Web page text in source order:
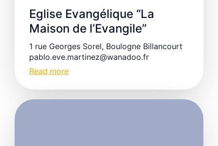
Eglise Evangélique “La
Maison de l’Evangile”
1 rue Georges Sorel, Boulogne Billancourt
pablo.eve.martinez@wanadoo.fr
Read more